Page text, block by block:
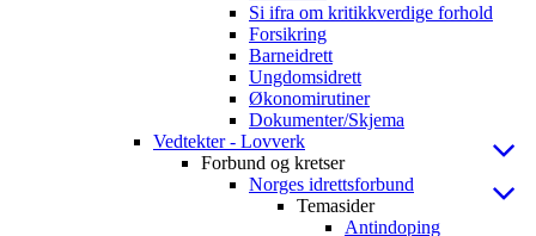
Si ifra om kritikkverdige forhold
Forsikring
Barneidrett
Ungdomsidrett
Økonomirutiner
Dokumenter/Skjema
Vedtekter - Lovverk
Forbund og kretser
Norges idrettsforbund
Temasider
Antindoping